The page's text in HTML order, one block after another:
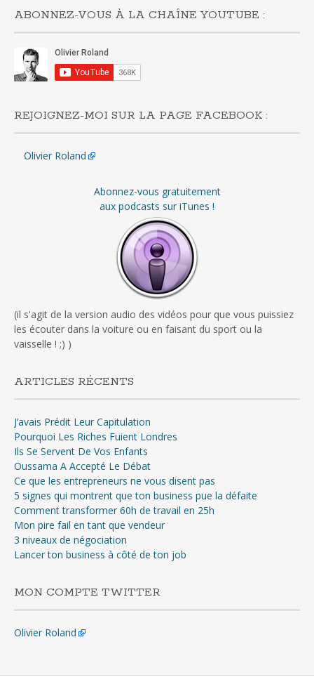
ABONNEZ-VOUS À LA CHAÎNE YOUTUBE :
REJOIGNEZ-MOI SUR LA PAGE FACEBOOK :
Olivier Roland
Abonnez-vous gratuitement
aux podcasts sur iTunes !
(il s'agit de la version audio des vidéos pour que vous puissiez
les écouter dans la voiture ou en faisant du sport ou la
vaisselle ! ;) )
ARTICLES RÉCENTS
J’avais Prédit Leur Capitulation
Pourquoi Les Riches Fuient Londres
Ils Se Servent De Vos Enfants
Oussama A Accepté Le Débat
Ce que les entrepreneurs ne vous disent pas
5 signes qui montrent que ton business pue la défaite
Comment transformer 60h de travail en 25h
Mon pire fail en tant que vendeur
3 niveaux de négociation
Lancer ton business à côté de ton job
MON COMPTE TWITTER
Olivier Roland